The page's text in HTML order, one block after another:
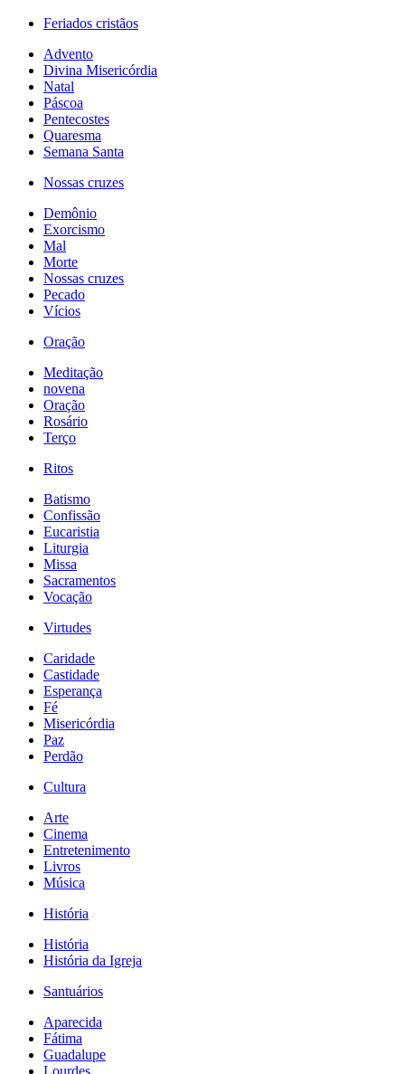
Feriados cristãos
Advento
Divina Misericórdia
Natal
Páscoa
Pentecostes
Quaresma
Semana Santa
Nossas cruzes
Demônio
Exorcismo
Mal
Morte
Nossas cruzes
Pecado
Vícios
Oração
Meditação
novena
Oração
Rosário
Terço
Ritos
Batismo
Confissão
Eucaristia
Liturgia
Missa
Sacramentos
Vocação
Virtudes
Caridade
Castidade
Esperança
Fé
Misericórdia
Paz
Perdão
Cultura
Arte
Cinema
Entretenimento
Livros
Música
História
História
História da Igreja
Santuários
Aparecida
Fátima
Guadalupe
Lourdes